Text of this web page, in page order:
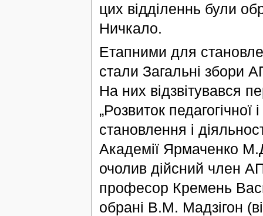
цих відділеннь були
Ничкало.
Етапними для
стали Загальні збори
На них відзвітувався
„Розвиток педагогічної
становлення і
Академії Ярмаченко
очолив дійсний член
професор Кремень
обрані В.М. Мадзігон